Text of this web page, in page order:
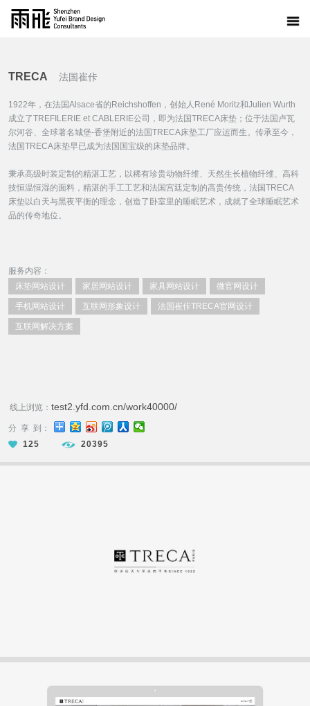
TRECA 法国崔佧
1922年，在法国Alsace省的Reichshoffen，创始人René Moritz和Julien Wurth
成立了TREFILERIE et CABLERIE公司，即为法国TRECA床垫；位于法国卢瓦
尔河谷、全球著名城堡-香堡附近的法国TRECA床垫工厂应运而生。传承至今，
法国TRECA床垫早已成为法国国宝级的床垫品牌。
秉承高级时装定制的精湛工艺，以稀有珍贵动物纤维、天然生长植物纤维、高科
技恒温恒湿的面料，精湛的手工工艺和法国宫廷定制的高贵传统，法国TRECA
床垫以白天与黑夜平衡的理念，创造了卧室里的睡眠艺术，成就了全球睡眠艺术
品的传奇地位。
服务内容：
床垫网站设计
家居网站设计 家具网站设计 微官网设计
手机网站设计 互联网形象设计 法国崔佧TRECA官网设计
互联网解决方案
线上浏览： test2.yfd.com.cn/work40000/
分 享 到：
125
20395